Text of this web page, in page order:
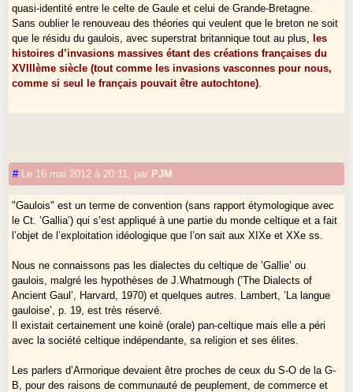
quasi-identité entre le celte de Gaule et celui de Grande-Bretagne.
Sans oublier le renouveau des théories qui veulent que le breton ne soit
que le résidu du gaulois, avec superstrat britannique tout au plus,
les
histoires d’invasions massives étant des créations françaises du
XVIIIème siècle (tout comme les invasions vasconnes pour nous,
comme si seul le français pouvait être autochtone)
# Le 16 mai 2012 à 20:11 par PJM
"Gaulois" est un terme de convention (sans rapport étymologique avec
le Ct. ’Gallia’) qui s’est appliqué à une partie du monde celtique et a fait
l’objet de l’exploitation idéologique que l’on sait aux XIXe et XXe ss.
Nous ne connaissons pas les dialectes du celtique de ’Gallie’ ou
gaulois, malgré les hypothèses de J.Whatmough (’The Dialects of
Ancient Gaul’, Harvard, 1970) et quelques autres. Lambert, ’La langue
gauloise’, p. 19, est très réservé.
Il existait certainement une koinè (orale) pan-celtique mais elle a péri
avec la société celtique indépendante, sa religion et ses élites.
Les parlers d’Armorique devaient être proches de ceux du S-O de la G-
B, pour des raisons de communauté de peuplement, de commerce et